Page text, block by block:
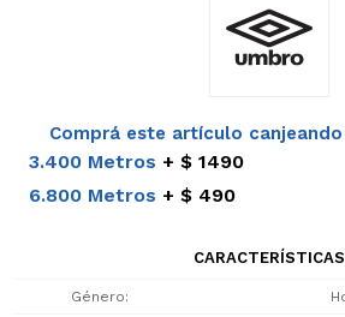
Comprá este artículo
3.400 Metros $ 1490
6.800 Metros $ 490
CARACTERÍSTICAS
Género